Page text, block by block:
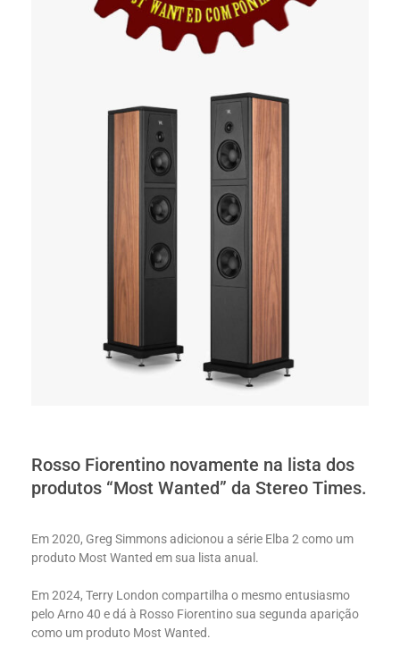
Rosso Fiorentino novamente na lista dos
produtos “Most Wanted” da Stereo Times.
Em 2020, Greg Simmons adicionou a série Elba 2 como um
produto Most Wanted em sua lista anual.
Em 2024, Terry London compartilha o mesmo entusiasmo
pelo Arno 40 e dá à Rosso Fiorentino sua segunda aparição
como um produto Most Wanted.